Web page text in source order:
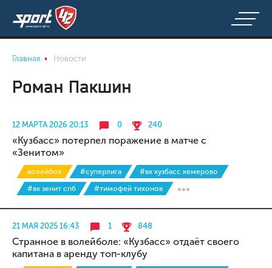
Главная Новости
Роман Пакшин
12 МАРТА 2026 20:13 0 240
«Кузбасс» потерпел поражение в матче с
«Зенитом»
волейбол #суперлига
#вк кузбасс кемерово
#вк зенит спб
#тимофей тихонов
21 МАЯ 2025 16:43 1 848
Странное в волейболе: «Кузбасс» отдаёт своего
капитана в аренду топ-клубу